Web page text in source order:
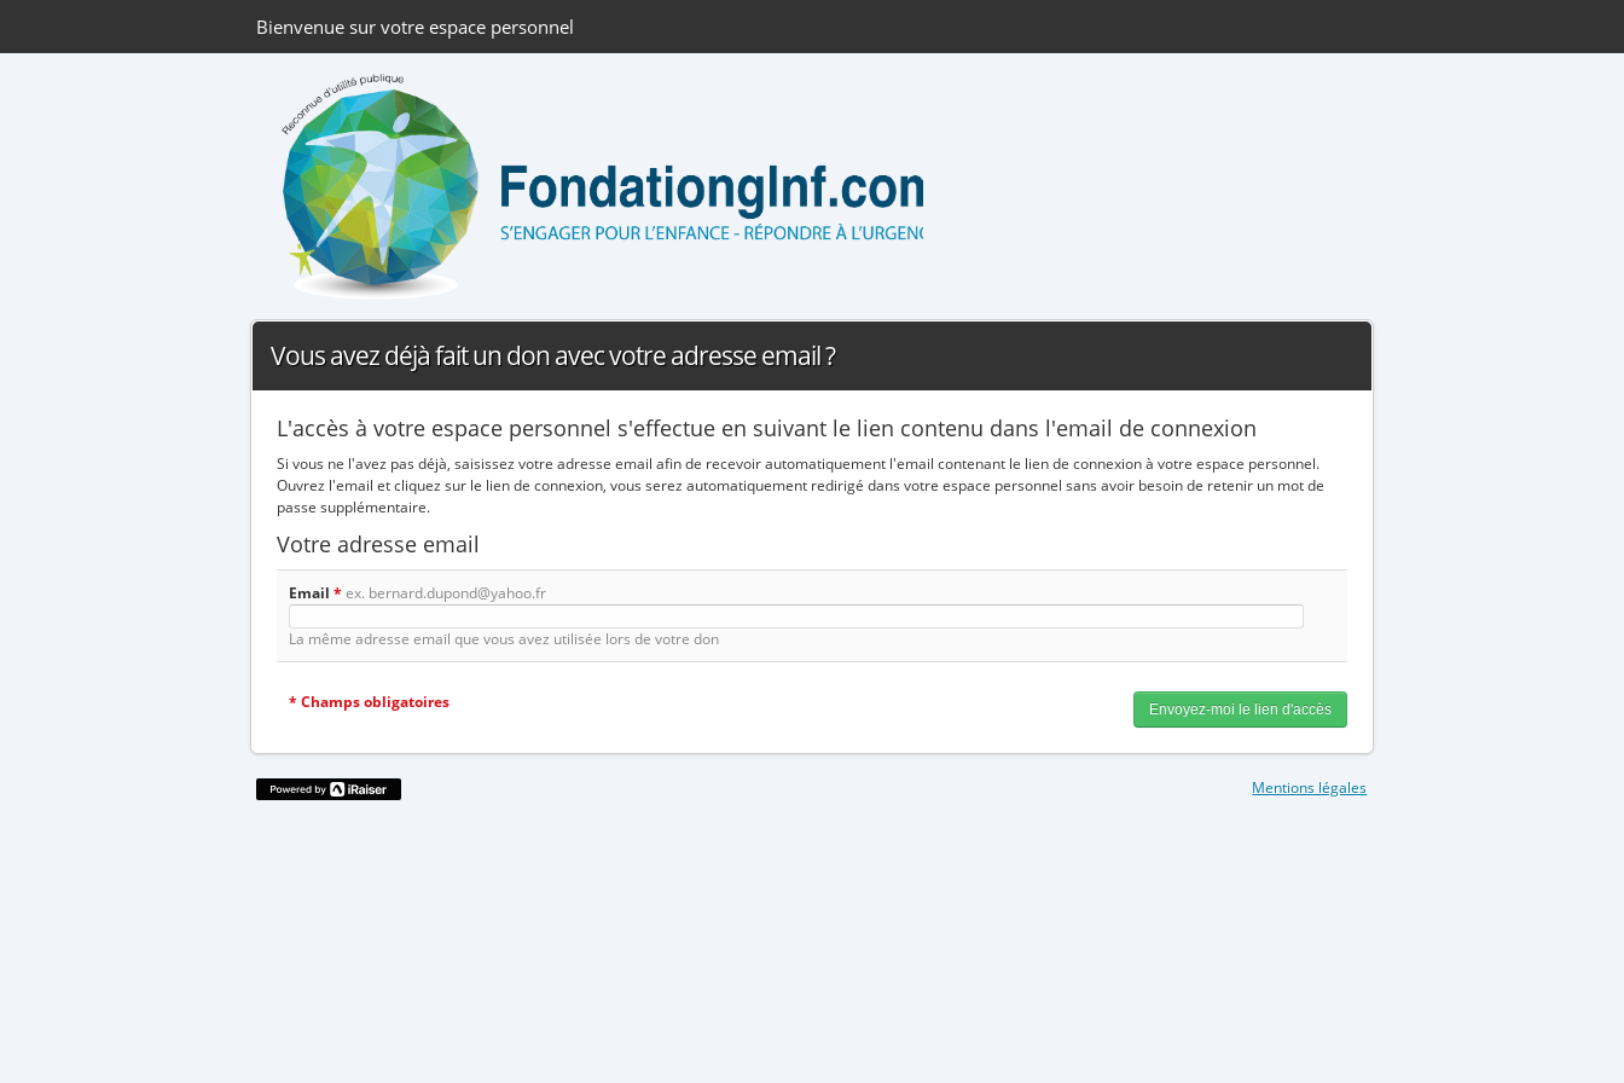
Bienvenue sur votre espace personnel
Vous avez déjà fait un don avec votre adresse email ?
L'accès à votre espace personnel s'effectue en suivant le lien contenu dans l'email de connexion
Si vous ne l'avez pas déjà, saisissez votre adresse email afin de recevoir automatiquement l'email contenant le lien de connexion à votre espace personnel.
Ouvrez l'email et cliquez sur le lien de connexion, vous serez automatiquement redirigé dans votre espace personnel sans avoir besoin de retenir un mot de
passe supplémentaire.
Votre adresse email
Email * ex. bernard.dupond@yahoo.fr
La même adresse email que vous avez utilisée lors de votre don
* Champs obligatoires
Mentions légales